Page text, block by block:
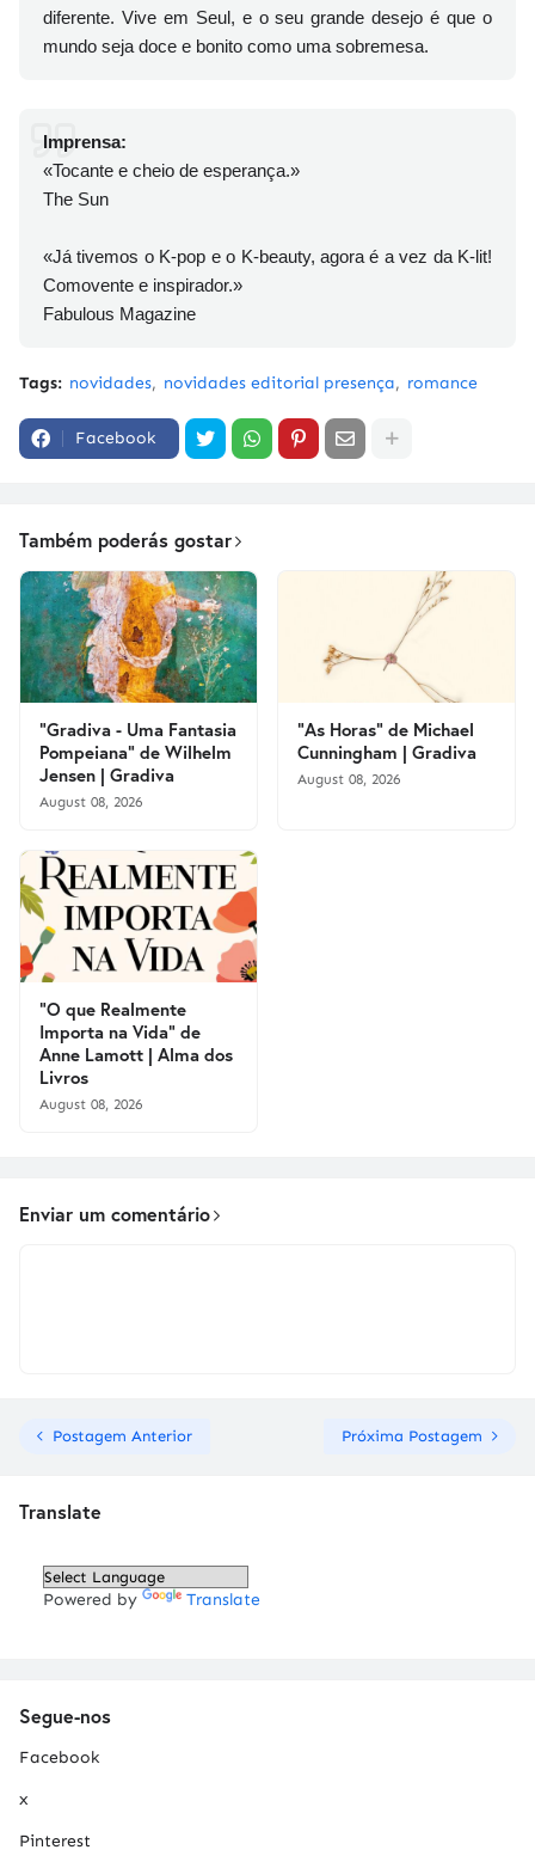
diferente. Vive em Seul, e o seu grande desejo é que o
mundo seja doce e bonito como uma sobremesa.
Imprensa:
«Tocante e cheio de esperança.»
The Sun
«Já tivemos o K-pop e o K-beauty, agora é a vez da K-lit!
Comovente e inspirador.»
Fabulous Magazine
Tags: novidades novidades editorial presença romance
Facebook
Também poderás gostar
"Gradiva - Uma Fantasia
Pompeiana" de Wilhelm
Jensen | Gradiva
August 08, 2026
"As Horas" de Michael
Cunningham | Gradiva
August 08, 2026
"O que Realmente
Importa na Vida" de
Anne Lamott | Alma dos
Livros
August 08, 2026
Enviar um comentário
Postagem Anterior Próxima Postagem
Translate
Powered by Translate
Segue-nos
Facebook
x
Pinterest